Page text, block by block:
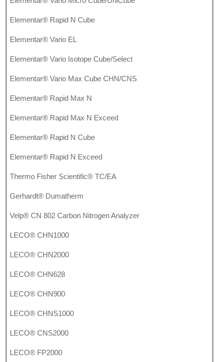
Elementar® Rapid N Cube
Elementar® Vario EL
Elementar® Vario Isotope Cube/Select
Elementar® Vario Max Cube CHN/CNS
Elementar® Rapid Max N
Elementar® Rapid Max N Exceed
Elementar® Rapid N Cube
Elementar® Rapid N Exceed
Thermo Fisher Scientific® TC/EA
Gerhardt® Dumatherm
Velp® CN 802 Carbon Nitrogen Analyzer
LECO® CHN1000
LECO® CHN2000
LECO® CHN628
LECO® CHN900
LECO® CHNS1000
LECO® CNS2000
LECO® FP2000